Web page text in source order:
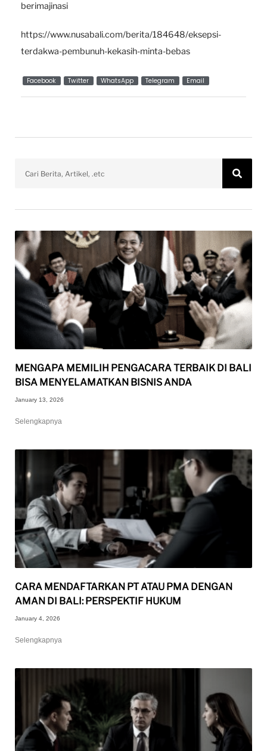
berimajinasi
https://www.nusabali.com/berita/184648/eksepsi-
terdakwa-pembunuh-kekasih-minta-bebas
Facebook Twitter WhatsApp Telegram Email
MENGAPA MEMILIH PENGACARA TERBAIK DI BALI
BISA MENYELAMATKAN BISNIS ANDA
January 13, 2026
Selengkapnya
CARA MENDAFTARKAN PT ATAU PMA DENGAN
AMAN DI BALI: PERSPEKTIF HUKUM
January 4, 2026
Selengkapnya